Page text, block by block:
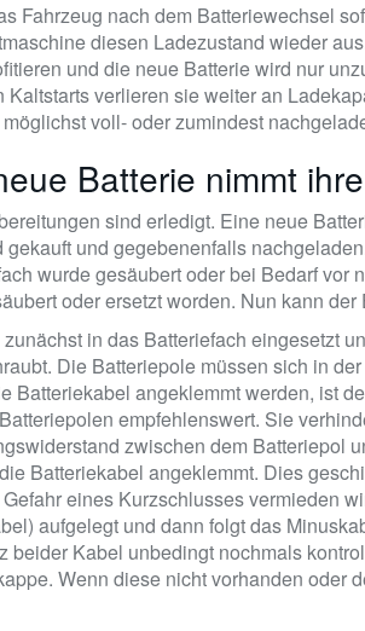
Fahrzeug nach dem Batteriewechsel
diesen Ladezustand wieder
und die neue Batterie wird nur
Kaltstarts verlieren sie weiter an
voll- oder zumindest
Batterie nimmt
sind erledigt. Eine neue
gekauft und gegebenenfalls
wurde gesäubert oder bei Bedarf vor
oder ersetzt worden. Nun kann
in das Batteriefach eingesetzt
Die Batteriepole müssen sich in
Batteriekabel angeklemmt werden, ist
empfehlenswert. Sie
zwischen dem Batteriepol
Batteriekabel angeklemmt. Dies
eines Kurzschlusses vermieden
aufgelegt und dann folgt das
beider Kabel unbedingt nochmals
Wenn diese nicht vorhanden oder